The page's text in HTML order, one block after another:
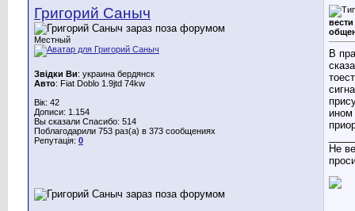
Григорий Саныч
Местный
Звідки Ви: украина бердянск
Авто: Fiat Doblo 1.9jtd 74kw
Вік: 42
Дописи: 1.154
Вы сказали Спасибо: 514
Поблагодарили 753 раз(а) в 373 сообщениях
Репутація: 0
В
ином
Не